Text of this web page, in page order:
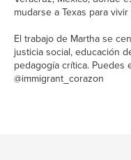
mudarse a Texas para
El trabajo de Martha se
justicia social, educación
pedagogía crítica. Puedes
@immigrant_corazon